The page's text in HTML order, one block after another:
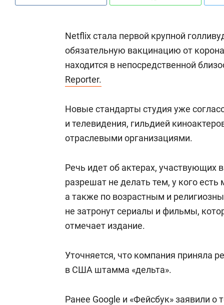
Netflix стала первой крупной
обязательную вакцинацию от
находится в непосредственной
Reporter.
Новые стандарты студия уже
и телевидения, гильдией
отраслевыми организациями.
Речь идет об актерах,
разрешат не делать тем, у кого
а также по возрастным и
не затронут сериалы и фильмы,
отмечает издание.
Уточняется, что компания приняла
в США штамма «дельта».
Ранее Google и «Фейсбук» заявили о
ЖК «Заря»
когда
свою